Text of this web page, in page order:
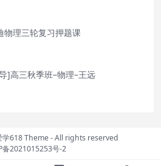
物理三轮复习押题课
]高三秋季班–物理–王远
学618 Theme- All rights reserved
备2021015253号-2